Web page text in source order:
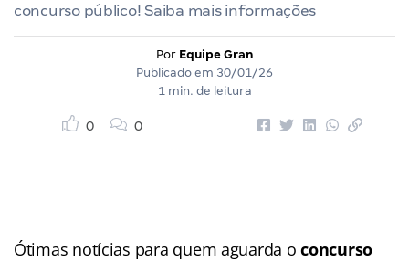
concurso público! Saiba mais informações
Por Equipe Gran
Publicado em 30/01/26
1 min. de leitura
0 0
Ótimas notícias para quem aguarda oconcurso